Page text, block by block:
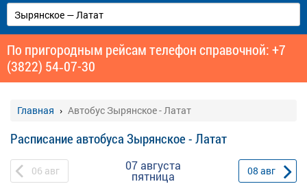
По пригородным рейсам телефон справочной: +7
(3822) 54‑07-30
Главная Автобус Зырянское - Латат
Расписание автобуса Зырянское - Латат
06 авг 07 августа
пятница 08 авг